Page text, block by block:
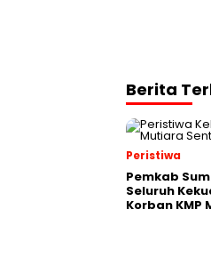
Berita
Peristiwa
Pemkab
Seluruh
Korban KMP